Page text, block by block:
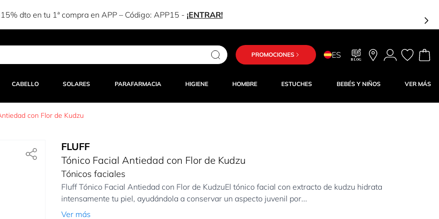
dto en tu 1ª compra en APP – Código: APP15 - ¡ENTRAR!
PROMOCIONES ES BLOG
CABELLO SOLARES PARAFARMACIA HIGIENE HOMBRE ESTUCHES BEBÉS Y NIÑOS VER MÁS
con Flor de Kudzu
FLUFF
Tónico Facial Antiedad con Flor de Kudzu
Tónicos faciales
Fluff Tónico Facial Antiedad con Flor de KudzuEl tónico facial con extracto de kudzu hidrata
intensamente tu piel, ayudándola a conservar un aspecto juvenil por...
Ver más